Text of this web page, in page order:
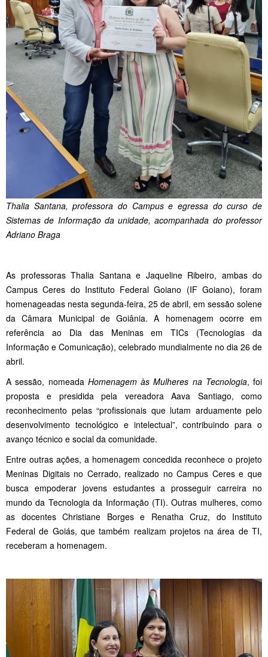
Thalia Santana, professora do Campus e egressa do curso de
Sistemas de Informação da unidade, acompanhada do professor
Adriano Braga
As professoras Thalia Santana e Jaqueline Ribeiro, ambas do
Campus Ceres do Instituto Federal Goiano (IF Goiano), foram
homenageadas nesta segunda-feira, 25 de abril, em sessão solene
da Câmara Municipal de Goiânia. A homenagem ocorre em
referência ao Dia das Meninas em TICs (Tecnologias da
Informação e Comunicação), celebrado mundialmente no dia 26 de
abril.
A sessão, nomeada Homenagem às Mulheres na Tecnologia, foi
proposta e presidida pela vereadora Aava Santiago, como
reconhecimento pelas “profissionais que lutam arduamente pelo
desenvolvimento tecnológico e intelectual”, contribuindo para o
avanço técnico e social da comunidade.
Entre outras ações, a homenagem concedida reconhece o projeto
Meninas Digitais no Cerrado, realizado no Campus Ceres e que
busca empoderar jovens estudantes a prosseguir carreira no
mundo da Tecnologia da Informação (TI). Outras mulheres, como
as docentes Christiane Borges e Renatha Cruz, do Instituto
Federal de Goiás, que também realizam projetos na área de TI,
receberam a homenagem.